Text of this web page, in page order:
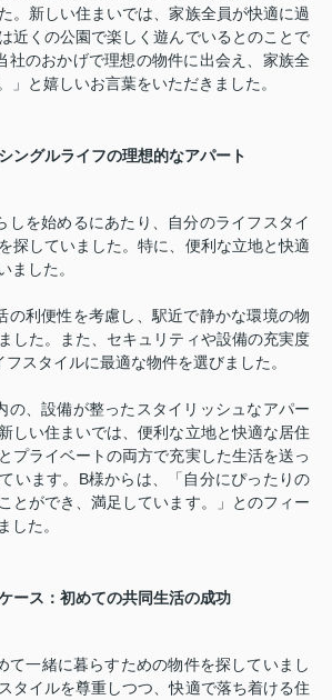
。新しい住まいでは、家族全員が快適に過
近くの公園で楽しく遊んでいるとのことで
社のおかげで理想の物件に出会え、家族全
」と嬉しいお言葉をいただきました。
ングルライフの理想的なアパート
しを始めるにあたり、自分のライフスタイ
探していました。特に、便利な立地と快適
ました。
の利便性を考慮し、駅近で静かな環境の物
した。また、セキュリティや設備の充実度
スタイルに最適な物件を選びました。
の、設備が整ったスタイリッシュなアパー
しい住まいでは、便利な立地と快適な居住
プライベートの両方で充実した生活を送っ
います。B様からは、「自分にぴったりの
とができ、満足しています。」とのフィー
した。
ース：初めての共同生活の成功
て一緒に暮らすための物件を探していまし
タイルを尊重しつつ、快適で落ち着ける住